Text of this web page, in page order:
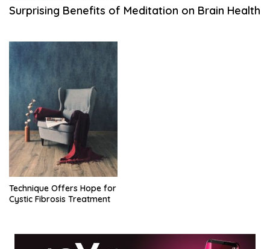
Surprising Benefits of Meditation on Brain Health
Technique Offers Hope for
Cystic Fibrosis Treatment